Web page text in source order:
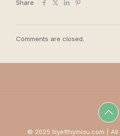
Share
Comments are closed.
© 2025 lilyefthymiou.com | All